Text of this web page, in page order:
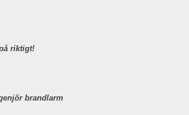
riktigt!
brandlarm